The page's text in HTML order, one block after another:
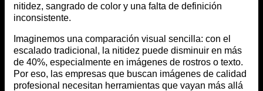
nitidez, sangrado de color y una falta de definición
inconsistente.
Imaginemos una comparación visual sencilla: con el
escalado tradicional, la nitidez puede disminuir en más
de 40%, especialmente en imágenes de rostros o texto.
Por eso, las empresas que buscan imágenes de calidad
profesional necesitan herramientas que vayan más allá